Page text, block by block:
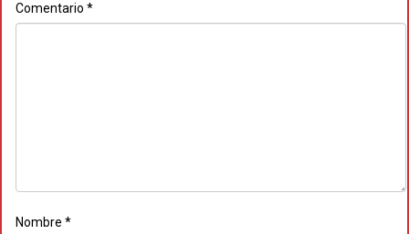
Comentario *
Nombre *